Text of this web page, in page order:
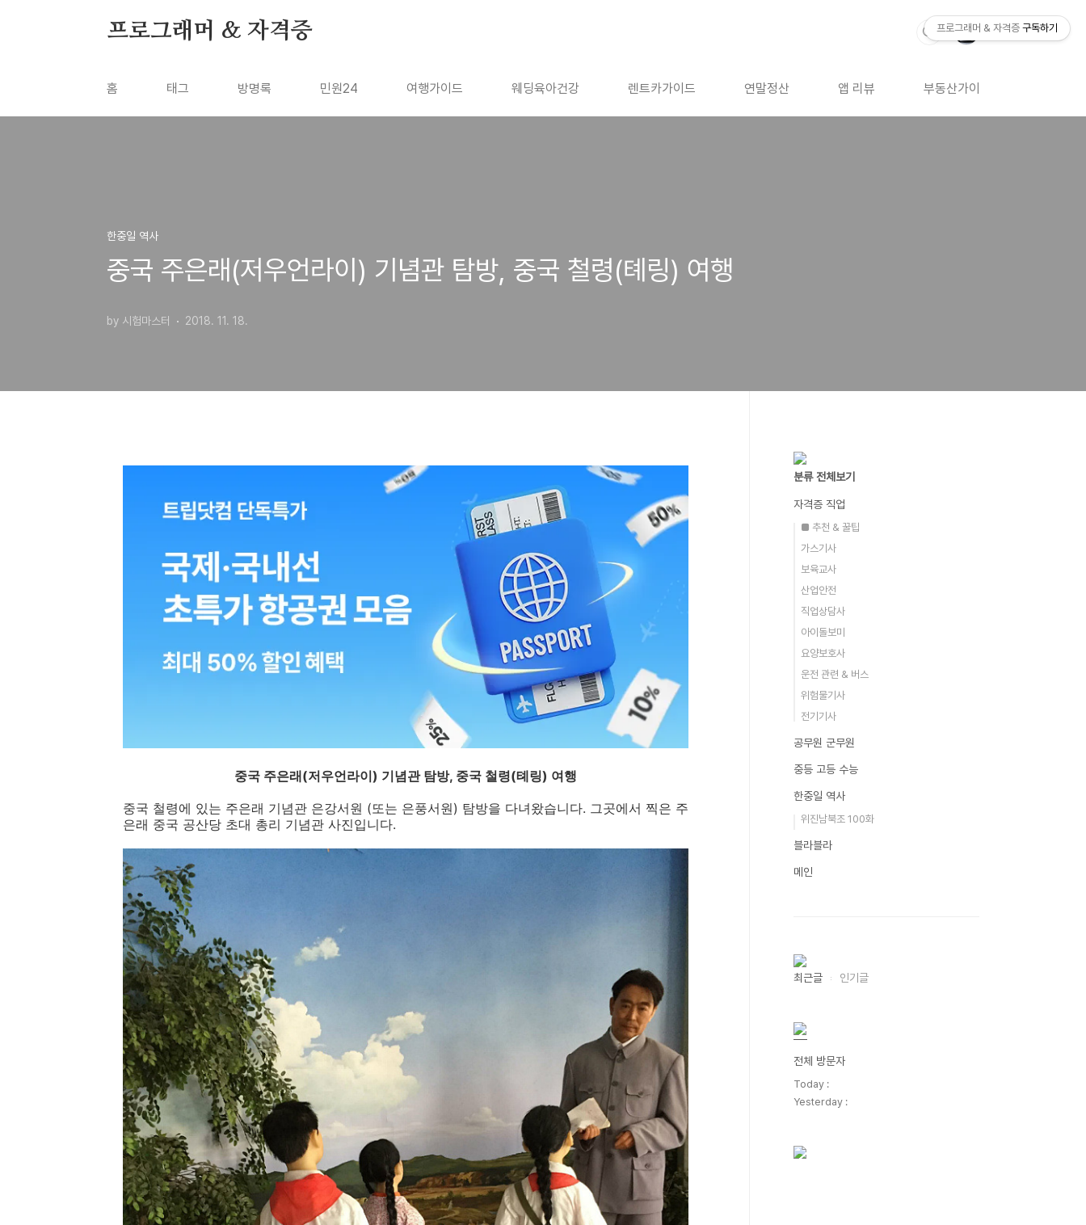
프로그래머 & 자격증
홈 태그 방명록 민원24 여행가이드 웨딩육아건강 렌트카가이드 연말정산 앱 리뷰 부동산가이드
한중일 역사
중국 주은래(저우언라이) 기념관 탐방, 중국 철령(톄링) 여행
by 시험마스터 2018. 11. 18.
중국 주은래(저우언라이) 기념관 탐방, 중국 철령(톄링) 여행
중국 철령에 있는 주은래 기념관 은강서원 (또는 은풍서원) 탐방을 다녀왔습니다. 그곳에서 찍은 주
은래 중국 공산당 초대 총리 기념관 사진입니다.
분류 전체보기
자격증 직업
■ 추천 & 꿀팁
가스기사
보육교사
산업안전
직업상담사
아이돌보미
요양보호사
운전 관련 & 버스
위험물기사
전기기사
공무원 군무원
중등 고등 수능
한중일 역사
위진남북조 100화
블라블라
메인
최근글 인기글
전체 방문자
Today :
Yesterday :
프로그래머 & 자격증 구독하기